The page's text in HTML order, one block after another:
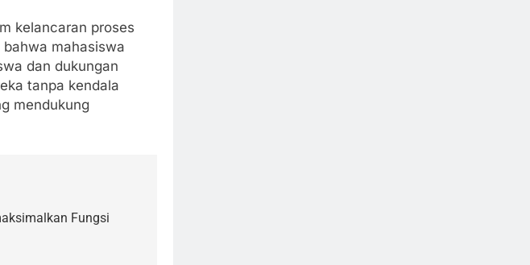
kelancaran proses
mahasiswa
dan dukungan
tanpa kendala
mendukung
Fungsi